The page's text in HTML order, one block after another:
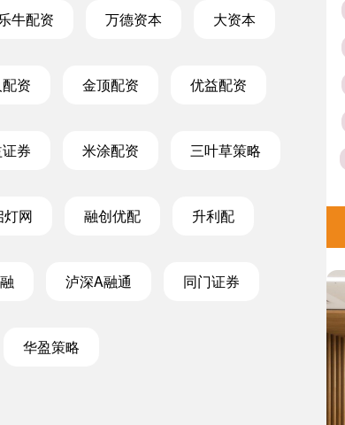
牛配资 万德资本 大资本
资 金顶配资 优益配资
券 米涂配资 三叶草策略
灯网 融创优配 升利配
泸深A融通 同门证券
华盈策略